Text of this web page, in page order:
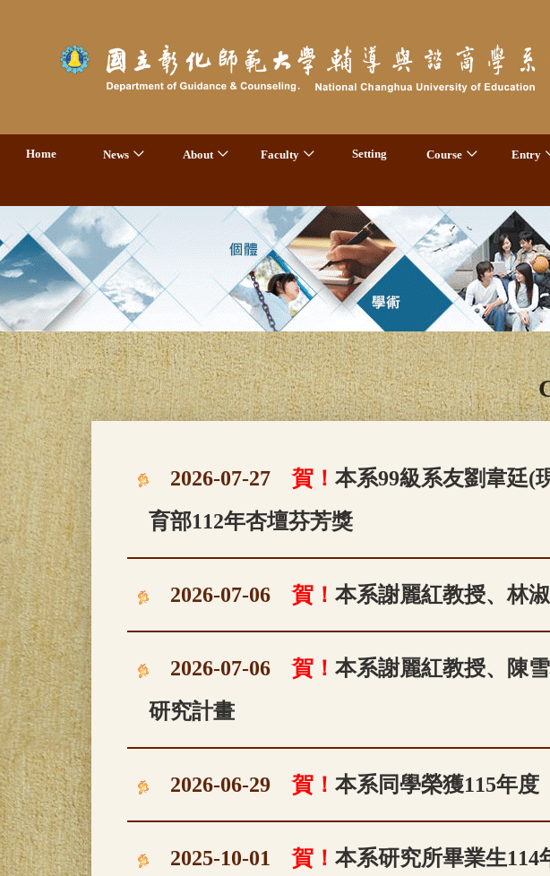
Home News About Faculty Setting Course Entry
2026-07-27 賀！ 本系99級系友劉韋廷(
育部112年杏壇芬芳獎
2026-07-06 賀！ 本系謝麗紅教授、林
2026-07-06 賀！ 本系謝麗紅教授、陳
研究計畫
2026-06-29 賀！ 本系同學榮獲115年度
2025-10-01 賀！ 本系研究所畢業生114